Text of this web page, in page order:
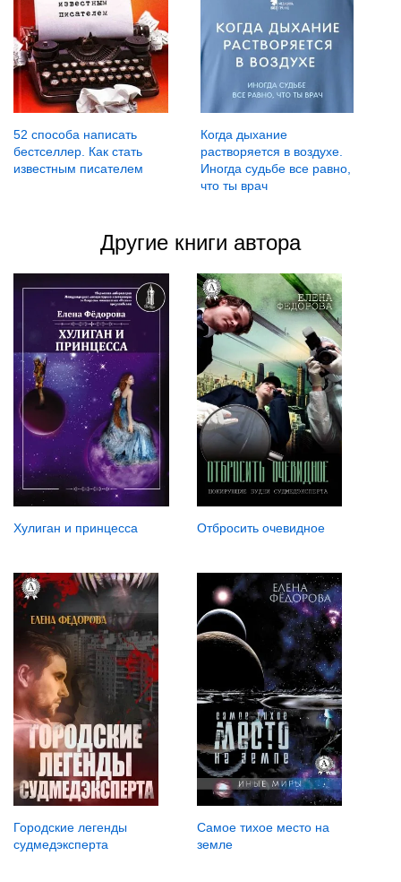
52 способа написать
бестселлер. Как стать
известным писателем
Когда дыхание
растворяется в воздухе.
Иногда судьбе все равно,
что ты врач
Другие книги автора
Хулиган и принцесса Отбросить очевидное
Городские легенды
судмедэксперта
Самое тихое место на
земле